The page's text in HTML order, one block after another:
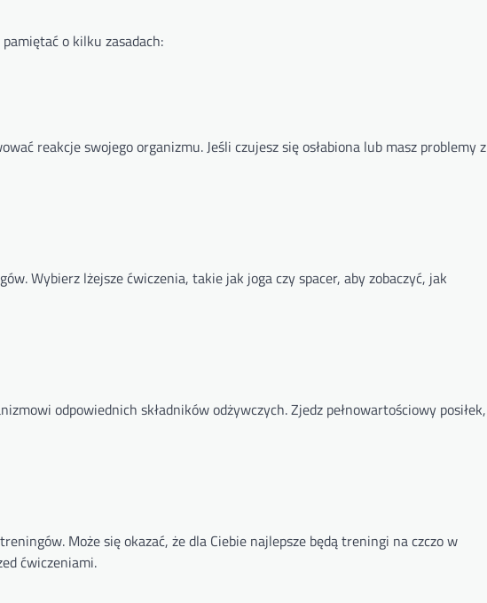
o kilku zasadach:
reakcje swojego organizmu. Jeśli czujesz się osłabiona lub masz problemy z
Wybierz lżejsze ćwiczenia, takie jak joga czy spacer, aby zobaczyć, jak
odpowiednich składników odżywczych. Zjedz pełnowartościowy posiłek,
Może się okazać, że dla Ciebie najlepsze będą treningi na czczo w
ćwiczeniami.